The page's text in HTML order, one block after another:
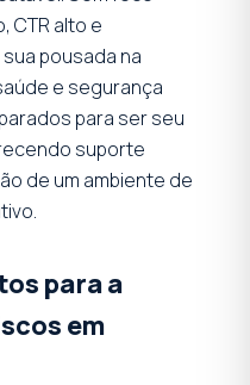
CTR alto e
pousada na
e segurança
para ser seu
suporte
de um ambiente de
para a
em